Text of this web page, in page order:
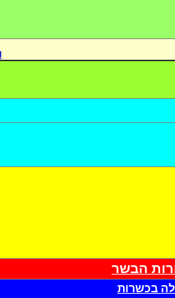
הבשר
לה בכשרות